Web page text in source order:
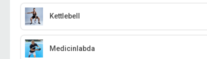
Kettlebell
Medicinlabda